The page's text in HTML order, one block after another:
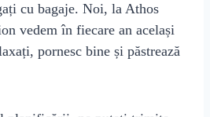
cu bagaje. Noi, la Athos
vedem în fiecare an același
pornesc bine și păstrează